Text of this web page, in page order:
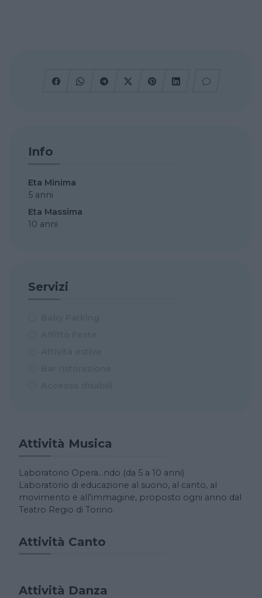
Info
Eta Minima
5 anni
Eta Massima
10 anni
Servizi
Attività Musica
Laboratorio Opera…ndo (da 5 a 10 anni)
Laboratorio di educazione al suono, al canto, al
movimento e all’immagine, proposto ogni anno dal
Teatro Regio di Torino.
Attività Canto
Attività Danza